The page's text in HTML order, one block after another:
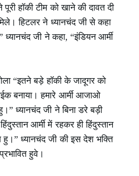
पूरी हॉकी टीम को खाने की दावत दी
हिटलर ने ध्यानचंद जी से कहा
ध्यानचंद जी ने कहा, “इंडियन आर्मी
“इतने बड़े हॉकी के जादूगर को
बनाया। हमारे आर्मी आजाओ
ध्यानचंद जी ने बिना डरे बड़ी
आर्मी में रहकर ही हिंदुस्तान
हु।” ध्यानचंद जी की इस देश भक्ति
हुवे।